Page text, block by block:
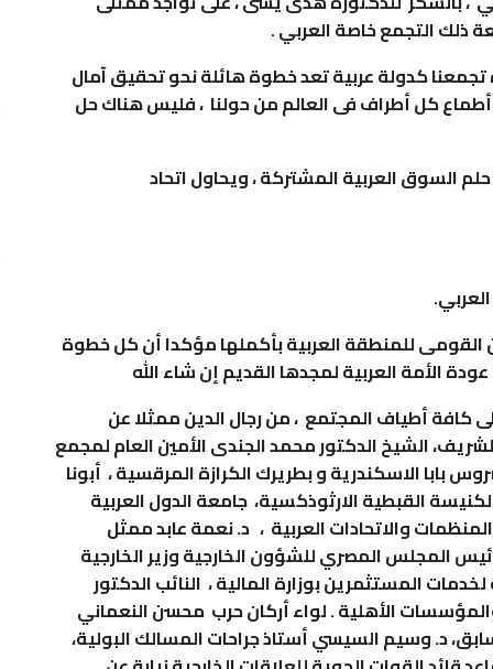
ذلك التجمع خاصة العربي .
كدولة عربية تعد خطوة هائلة نحو تحقيق آمال
كل أطراف فى العالم من حولنا ، فليس هناك حل
السوق العربية المشتركة ، ويحاول اتحاد
للمنطقة العربية بأكملها مؤكدا أن كل خطوة
الأمة العربية لمجدها القديم إن شاء الله
كافة أطياف المجتمع ، من رجال الدين ممثلا عن
الشيخ الدكتور محمد الجندى الأمين العام لمجمع
بابا الاسكندرية و بطريرك الكرازة المرقسية ، أبونا
القبطية الارثوذكسية، جامعة الدول العربية
والاتحادات العربية ، د. نعمة عابد ممثل
المجلس المصري للشؤون الخارجية وزير الخارجية
المستثمرين ب‍وزارة المالية ، النائب الدكتور
الأهلية . لواء أركان حرب محسن النعماني
د. وسيم السيسي أستاذ جراحات المسالك البولية،